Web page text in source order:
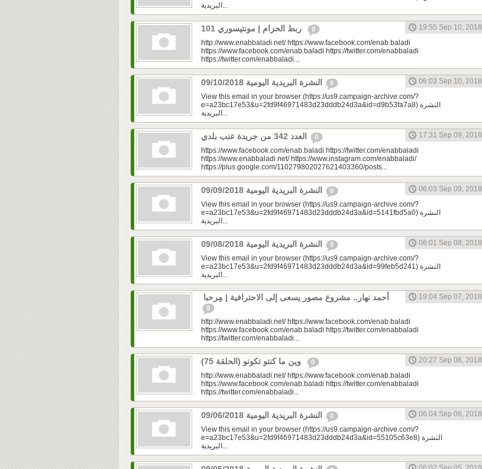
البريدية...
0
19:55 Sep 10, 2018
http://www.enabbaladi.net/ https://www.facebook.com/enab.baladi
https://www.facebook.com/enab.baladi https://twitter.com/enabbaladi
https://twitter.com/enabbaladi...
0
06:03 Sep 10, 2018
View this email in your browser (https://us9.campaign-archive.com/?
e=a23bc17e53&u=2fd9f46971483d23dddb24d3a&id=d9b53fa7a8) النشرة
البريدية...
0
17:31 Sep 09, 2018
https://www.facebook.com/enab.baladi https://twitter.com/enabbaladi
https://www.enabbaladi.net/ https://www.instagram.com/enabbaladi/
https://plus.google.com/110279802027621403360/posts...
0
06:03 Sep 09, 2018
View this email in your browser (https://us9.campaign-archive.com/?
e=a23bc17e53&u=2fd9f46971483d23dddb24d3a&id=5141fbd5a0) النشرة
البريدية...
0
06:01 Sep 08, 2018
View this email in your browser (https://us9.campaign-archive.com/?
e=a23bc17e53&u=2fd9f46971483d23dddb24d3a&id=99feb5d241) النشرة
البريدية...
أحمد نهار.. مشروع مصور يسعى إلى الاحترافية | مِرحبا
0
19:04 Sep 07, 2018
http://www.enabbaladi.net/ https://www.facebook.com/enab.baladi
https://www.facebook.com/enab.baladi https://twitter.com/enabbaladi
https://twitter.com/enabbaladi...
0
20:27 Sep 06, 2018
http://www.enabbaladi.net/ https://www.facebook.com/enab.baladi
https://www.facebook.com/enab.baladi https://twitter.com/enabbaladi
https://twitter.com/enabbaladi...
0
06:04 Sep 06, 2018
View this email in your browser (https://us9.campaign-archive.com/?
e=a23bc17e53&u=2fd9f46971483d23dddb24d3a&id=55105c63e8) النشرة
البريدية...